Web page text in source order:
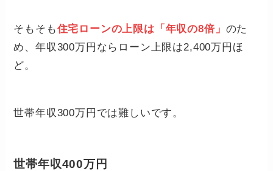
そもそも住宅ローンの上限は「年収の8倍」 のた
め、年収300万円ならローン上限は2,400万円ほ
ど。
世帯年収300万円では難しいです。
世帯年収400万円